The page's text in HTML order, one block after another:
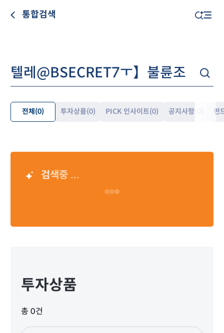
통합검색
전체 (0) 투자상품(0) PICK 인사이트(0) 공지사항 펀
검색중 ...
Loading…
투자상품
총 0건